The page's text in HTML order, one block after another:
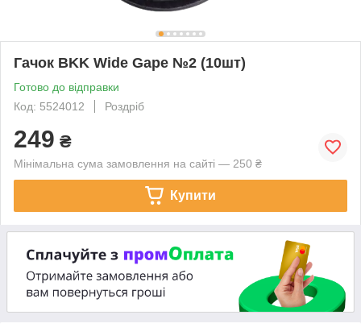
Гачок BKK Wide Gape №2 (10шт)
Готово до відправки
Код: 5524012
Роздріб
249 ₴
Мінімальна сума замовлення на сайті — 250 ₴
Купити